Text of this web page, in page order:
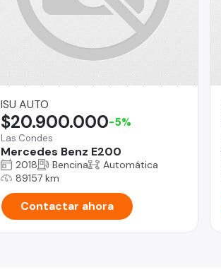
ISU AUTO
Las Condes
Mercedes Benz E200
$20.900.000-5%
2018 Bencina
Automática
89157 km
Contactar ahora